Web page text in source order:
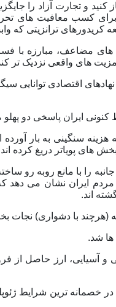
و تجارت آزاد را
کسب معافیت های
کریدورهای ترانزیتی که
مضاعف، مبارزه با
های واقعی نزدیک تر
اقتصادی توانایی
ایران پاسخی دو پهلو
سنگینی به بار آورده
های پویاتر دریغ کرده
را با مانع روبه رو
مردم ایران نشان می
اند.
(هرچند با دشواری) نجات
ها شد.
و آسیایی، ارز حاصل
خصمانه ترین شرایط